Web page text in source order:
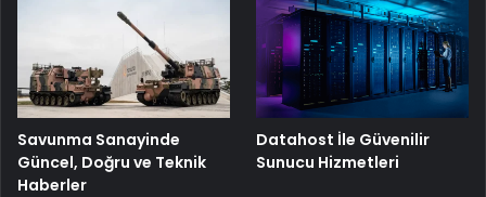
Savunma Sanayinde
Güncel, Doğru ve Teknik
Haberler
Datahost İle Güvenilir
Sunucu Hizmetleri